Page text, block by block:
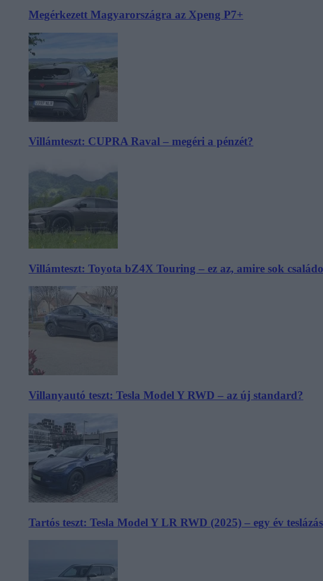
Megérkezett Magyarországra az Xpeng P7+
Villámteszt: CUPRA Raval – megéri a pénzét?
Villámteszt: Toyota bZ4X Touring – ez az, amire sok
Villanyautó teszt: Tesla Model Y RWD – az új standard?
Tartós teszt: Tesla Model Y LR RWD (2025) – egy év